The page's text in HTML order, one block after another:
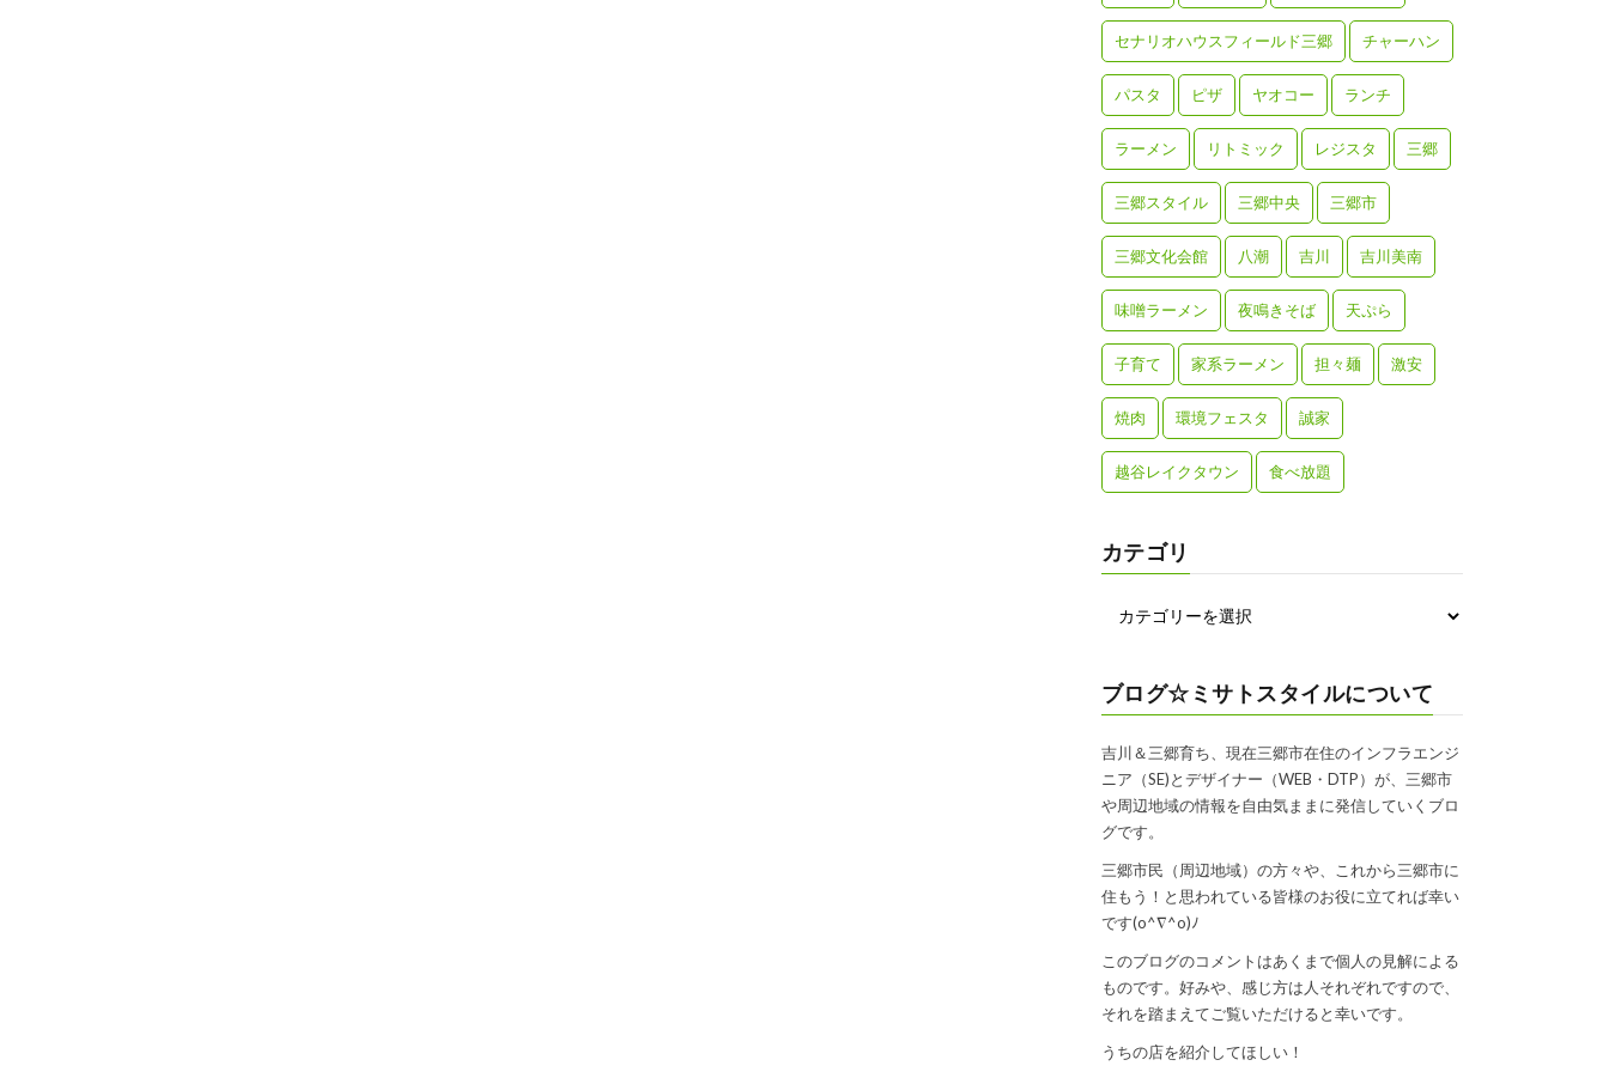
セナリオハウスフィールド三郷 チャーハン
パスタ ピザ ヤオコー ランチ
ラーメン リトミック レジスタ 三郷
三郷スタイル 三郷中央 三郷市
三郷文化会館 八潮 吉川 吉川美南
味噌ラーメン 夜鳴きそば 天ぷら
子育て 家系ラーメン 担々麺 激安
焼肉 環境フェスタ 誠家
越谷レイクタウン 食べ放題
カテゴリ
ブログ☆ミサトスタイルについて
吉川＆三郷育ち、現在三郷市在住のインフラエンジ
ニア（SE)とデザイナー（WEB・DTP）が、三郷市
や周辺地域の情報を自由気ままに発信していくブロ
グです。
三郷市民（周辺地域）の方々や、これから三郷市に
住もう！と思われている皆様のお役に立てれば幸い
です(o^∇^o)ﾉ
このブログのコメントはあくまで個人の見解による
ものです。好みや、感じ方は人それぞれですので、
それを踏まえてご覧いただけると幸いです。
うちの店を紹介してほしい！